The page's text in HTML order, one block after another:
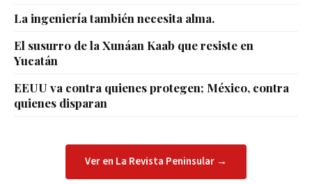
La ingeniería también necesita alma.
El susurro de la Xunáan Kaab que resiste en
Yucatán
EEUU va contra quienes protegen; México, contra
quienes disparan
Ver en La Revista Peninsular →